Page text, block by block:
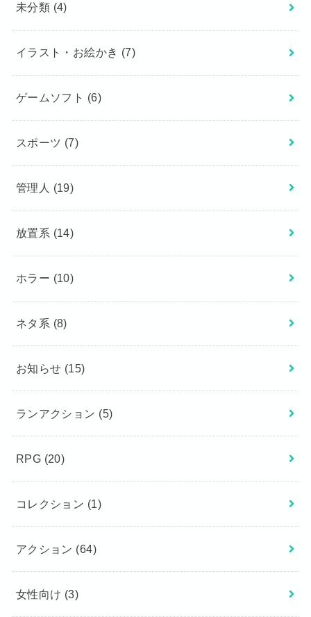
未分類 (4)
イラスト・お絵かき (7)
ゲームソフト (6)
スポーツ (7)
管理人 (19)
放置系 (14)
ホラー (10)
ネタ系 (8)
お知らせ (15)
ランアクション (5)
RPG (20)
コレクション (1)
アクション (64)
女性向け (3)